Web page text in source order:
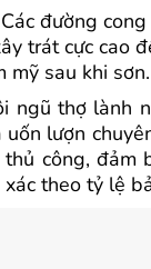
Các đường
trát cực cao
mỹ sau khi sơn.
ngũ thợ lành
lượn
công, đảm
theo tỷ lệ